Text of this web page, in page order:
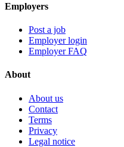
Employers
Post a job
Employer login
Employer FAQ
About
About us
Contact
Terms
Privacy
Legal notice